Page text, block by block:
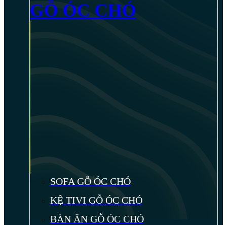
GỖ ÓC CHÓ
SOFA GỖ ÓC CHÓ
KỆ TIVI GỖ ÓC CHÓ
BÀN ĂN GỖ ÓC CHÓ